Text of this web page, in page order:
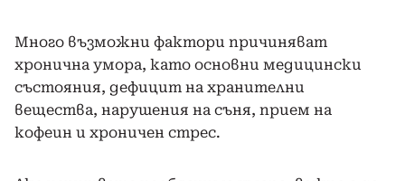
Много възможни фактори причиняват
хронична умора, като основни медицински
състояния, дефицит на хранителни
вещества, нарушения на съня, прием на
кофеин и хроничен стрес.